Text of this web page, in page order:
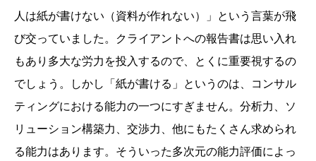
人は紙が書けない（資料が作れない）」という言葉が飛
び交っていました。クライアントへの報告書は思い入れ
もあり多大な労力を投入するので、とくに重要視するの
でしょう。しかし「紙が書ける」というのは、コンサル
ティングにおける能力の一つにすぎません。分析力、ソ
リューション構築力、交渉力、他にもたくさん求められ
る能力はあります。そういった多次元の能力評価によっ